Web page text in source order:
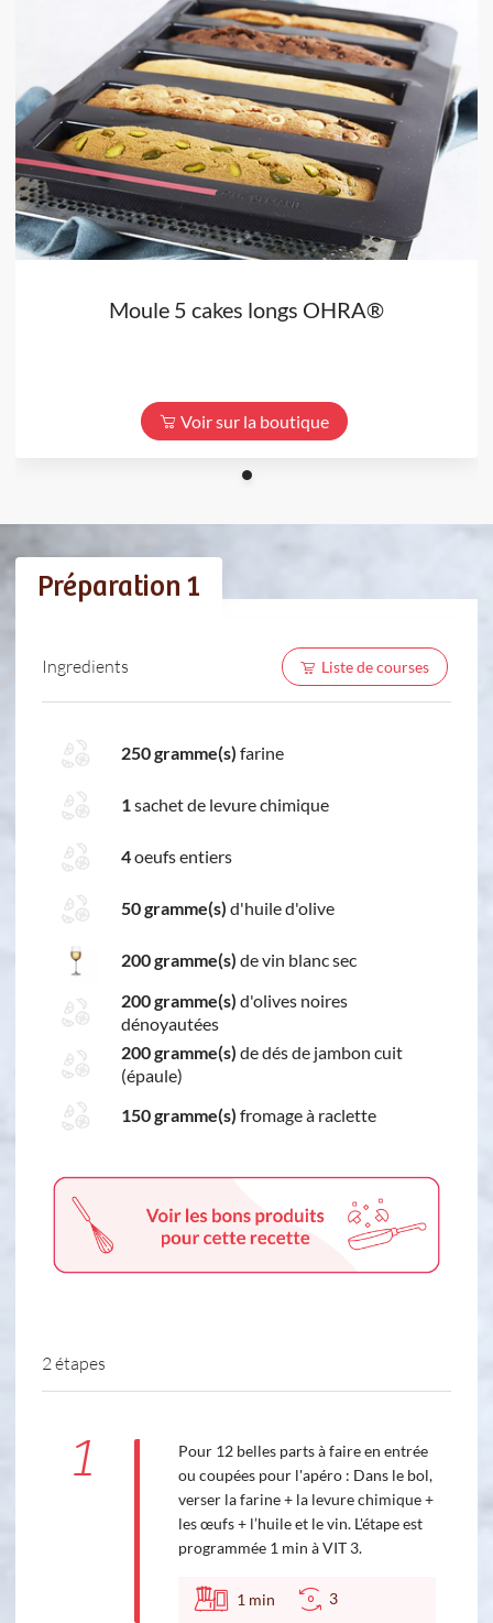
Moule 5 cakes longs OHRA®
Voir sur la boutique
Préparation 1
Ingredients Liste de courses
250 gramme(s) farine
1sachet de levure chimique
4oeufs entiers
50 gramme(s) d'huile d'olive
200 gramme(s) de vin blanc sec
200 gramme(s) d'olives noires
dénoyautées
200 gramme(s) de dés de jambon cuit
(épaule)
150 gramme(s) fromage à raclette
2 étapes
1
Pour 12 belles parts à faire en entrée
ou coupées pour l'apéro : Dans le bol,
verser la farine + la levure chimique +
les œufs + l’huile et le vin. L'étape est
programmée 1 min à VIT 3.
1 min 3